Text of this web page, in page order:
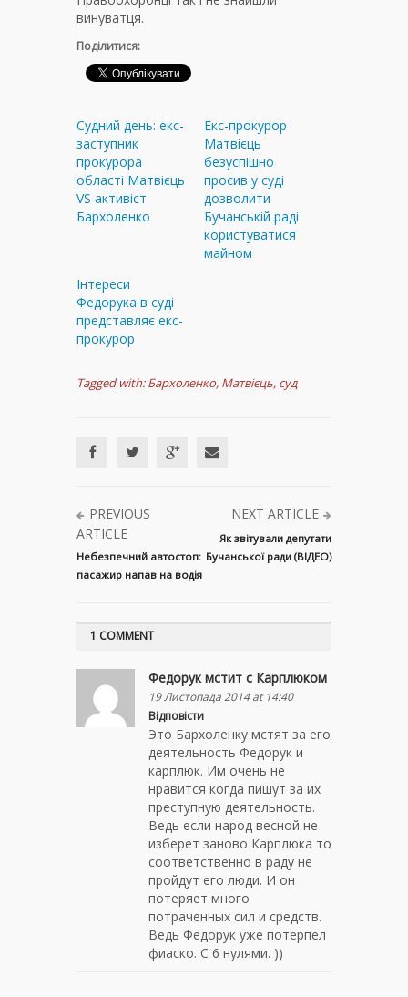
винуватця.
Поділитися:
Судний день: екс-
заступник
прокурора
області Матвієць
VS активіст
Бархоленко
Екс-прокурор
Матвієць
безуспішно
просив у суді
дозволити
Бучанській раді
користуватися
майном
Інтереси
Федорука в суді
представляє екс-
прокурор
Tagged with: Бархоленко, Матвієць, суд
PREVIOUS
ARTICLE
Небезпечний автостоп:
пасажир напав на водія
NEXT ARTICLE
Як звітували депутати
Бучанської ради (ВІДЕО)
1 COMMENT
Федорук мстит с Карплюком
19 Листопада 2014 at 14:40
Відповісти
Это Бархоленку мстят за его
деятельность Федорук и
карплюк. Им очень не
нравится когда пишут за их
преступную деятельность.
Ведь если народ весной не
изберет заново Карплюка то
соответственно в раду не
пройдут его люди. И он
потеряет много
потраченных сил и средств.
Ведь Федорук уже потерпел
фиаско. С 6 нулями. ))